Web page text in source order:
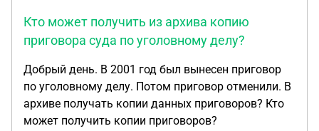
недопустимым? 2) Если по делу, в котором
обязан участвовать защитник, был вынесен
недействительным и должен быть отменен
вышестоящим судом. Основанием для этого
является серьезное нарушение закона.
Рассматриваемый вопрос регламентирует ст 51
Кто может получить из архива копию
приговора суда по уголовному делу?
Добрый день. В 2001 год был вынесен приговор
по уголовному делу. Потом приговор отменили. В
архиве получать копии данных приговоров? Кто
может получить копии приговоров?